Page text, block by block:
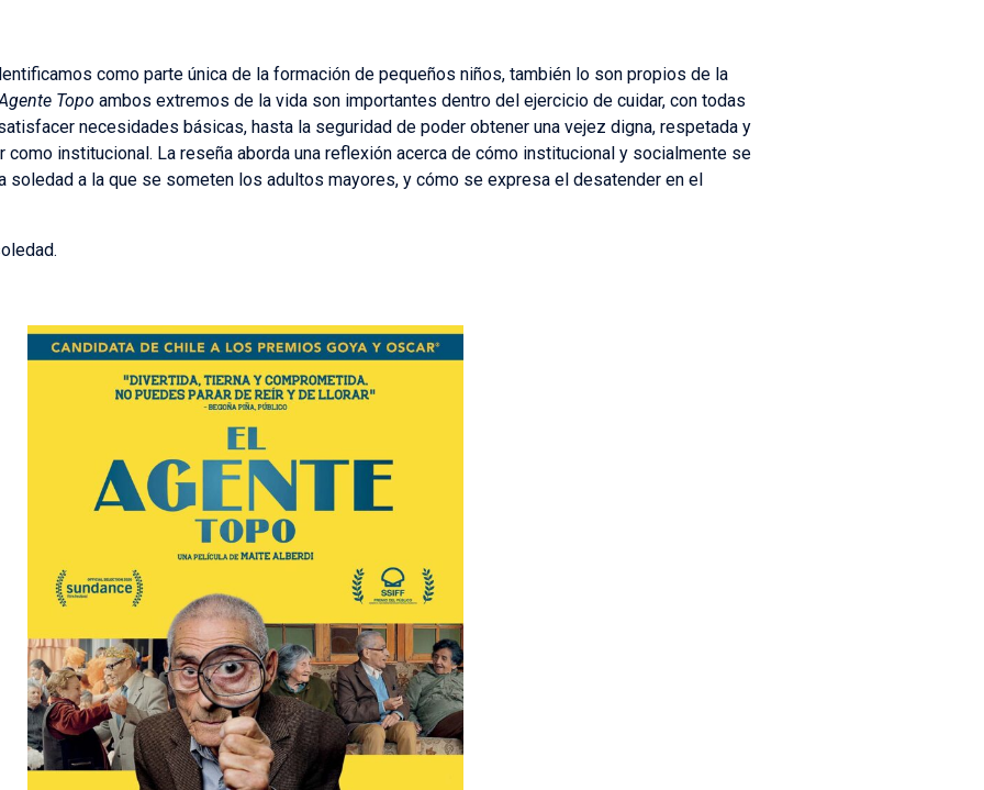
como parte única de la formación de pequeños niños, también lo son propios de la
Topo ambos extremos de la vida son importantes dentro del ejercicio de cuidar, con todas
necesidades básicas, hasta la seguridad de poder obtener una vejez digna, respetada y
como institucional. La reseña aborda una reflexión acerca de cómo institucional y socialmente se
soledad a la que se someten los adultos mayores, y cómo se expresa el desatender en el